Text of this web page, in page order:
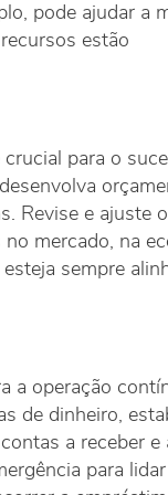
pode ajudar a
estão
para o
Revise e ajuste o
mercado, na
sempre
a operação
de dinheiro,
a receber e
para